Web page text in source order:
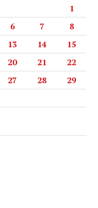
1
6 7
8
13 14
15
20 21
22
27 28
29